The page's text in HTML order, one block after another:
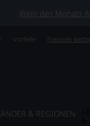
Wein des Monats
Vorteile Freunde
& REGIONEN